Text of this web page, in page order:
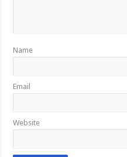
Name
Email
Website